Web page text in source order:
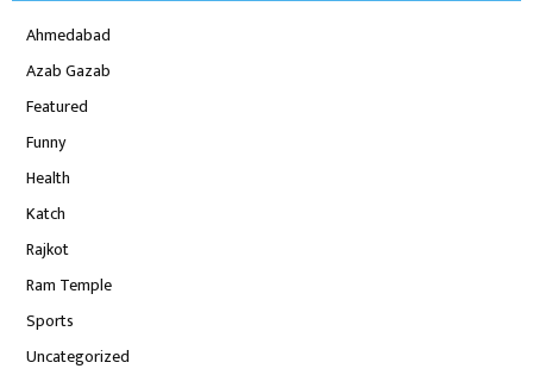
Ahmedabad
Azab Gazab
Featured
Funny
Health
Katch
Rajkot
Ram Temple
Sports
Uncategorized